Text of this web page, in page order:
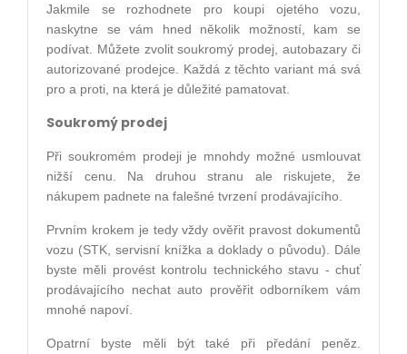
Jakmile se rozhodnete pro koupi ojetého vozu,
naskytne se vám hned několik možností, kam se
podívat. Můžete zvolit soukromý prodej, autobazary či
autorizované prodejce. Každá z těchto variant má svá
pro a proti, na která je důležité pamatovat.
Soukromý prodej
Při soukromém prodeji je mnohdy možné usmlouvat
nižší cenu. Na druhou stranu ale riskujete, že
nákupem padnete na falešné tvrzení prodávajícího.
Prvním krokem je tedy vždy ověřit pravost dokumentů
vozu (STK, servisní knížka a doklady o původu). Dále
byste měli provést kontrolu technického stavu - chuť
prodávajícího nechat auto prověřit odborníkem vám
mnohé napoví.
Opatrní byste měli být také při předání peněz.